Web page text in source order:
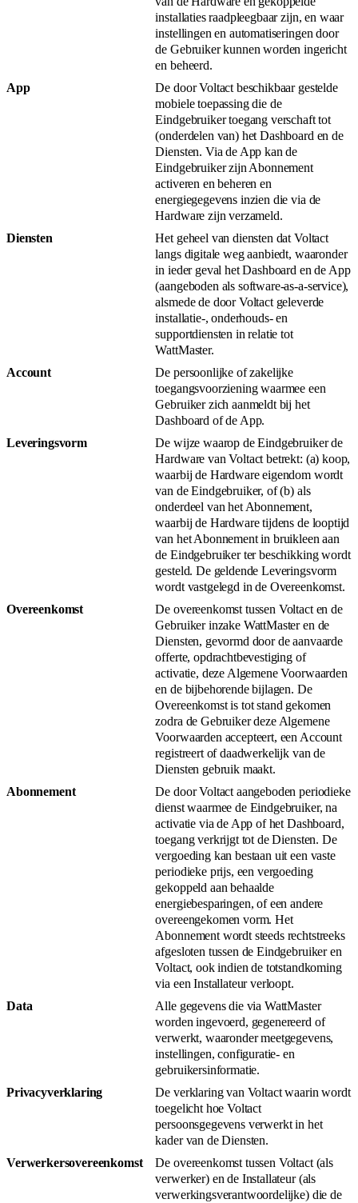
installaties raadpleegbaar zijn, en waar
instellingen en automatiseringen door
de Gebruiker kunnen worden ingericht
en beheerd.
App
De door Voltact beschikbaar gestelde
mobiele toepassing die de
Eindgebruiker toegang verschaft tot
(onderdelen van) het Dashboard en de
Diensten. Via de App kan de
Eindgebruiker zijn Abonnement
activeren en beheren en
energiegegevens inzien die via de
Hardware zijn verzameld.
Diensten
Het geheel van diensten dat Voltact
langs digitale weg aanbiedt, waaronder
in ieder geval het Dashboard en de App
(aangeboden als software-as-a-service),
alsmede de door Voltact geleverde
installatie-, onderhouds- en
supportdiensten in relatie tot
WattMaster.
Account
De persoonlijke of zakelijke
toegangsvoorziening waarmee een
Gebruiker zich aanmeldt bij het
Dashboard of de App.
Leveringsvorm
De wijze waarop de Eindgebruiker de
Hardware van Voltact betrekt: (a) koop,
waarbij de Hardware eigendom wordt
van de Eindgebruiker, of (b) als
onderdeel van het Abonnement,
waarbij de Hardware tijdens de looptijd
van het Abonnement in bruikleen aan
de Eindgebruiker ter beschikking wordt
gesteld. De geldende Leveringsvorm
wordt vastgelegd in de Overeenkomst.
Overeenkomst
De overeenkomst tussen Voltact en de
Gebruiker inzake WattMaster en de
Diensten, gevormd door de aanvaarde
offerte, opdrachtbevestiging of
activatie, deze Algemene Voorwaarden
en de bijbehorende bijlagen. De
Overeenkomst is tot stand gekomen
zodra de Gebruiker deze Algemene
Voorwaarden accepteert, een Account
registreert of daadwerkelijk van de
Diensten gebruik maakt.
Abonnement
De door Voltact aangeboden periodieke
dienst waarmee de Eindgebruiker, na
activatie via de App of het Dashboard,
toegang verkrijgt tot de Diensten. De
vergoeding kan bestaan uit een vaste
periodieke prijs, een vergoeding
gekoppeld aan behaalde
energiebesparingen, of een andere
overeengekomen vorm. Het
Abonnement wordt steeds rechtstreeks
afgesloten tussen de Eindgebruiker en
Voltact, ook indien de totstandkoming
via een Installateur verloopt.
Data
Alle gegevens die via WattMaster
worden ingevoerd, gegenereerd of
verwerkt, waaronder meetgegevens,
instellingen, configuratie- en
gebruikersinformatie.
Privacyverklaring
De verklaring van Voltact waarin wordt
toegelicht hoe Voltact
persoonsgegevens verwerkt in het
kader van de Diensten.
Verwerkersovereenkomst
De overeenkomst tussen Voltact (als
verwerker) en de Installateur (als
verwerkingsverantwoordelijke) die de